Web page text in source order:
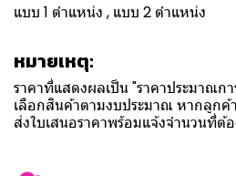
แบบ 1 ตำแหน่ง , แบบ 2 ตำแหน่ง
หมายเหตุ:
ราคาที่แสดงผลเป็น "ราคาประมาณก
เลือกสินค้าตามงบประมาณ หากลูกค้
ส่งใบเสนอราคาพร้อมแจ้งจำนวนที่ต้